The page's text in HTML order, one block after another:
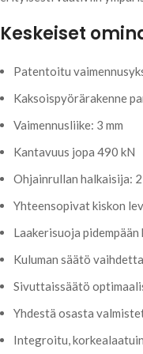
Keskeiset
Patentoitu
Kaksoispyörärakenne
Vaimennusliike: 3 mm
Kantavuus jopa 490 kN
Ohjainrullan halkaisija:
Yhteensopivat kiskon
Laakerisuoja
Kuluman säätö
Sivuttaissäätö
Yhdestä osasta
Integroitu,